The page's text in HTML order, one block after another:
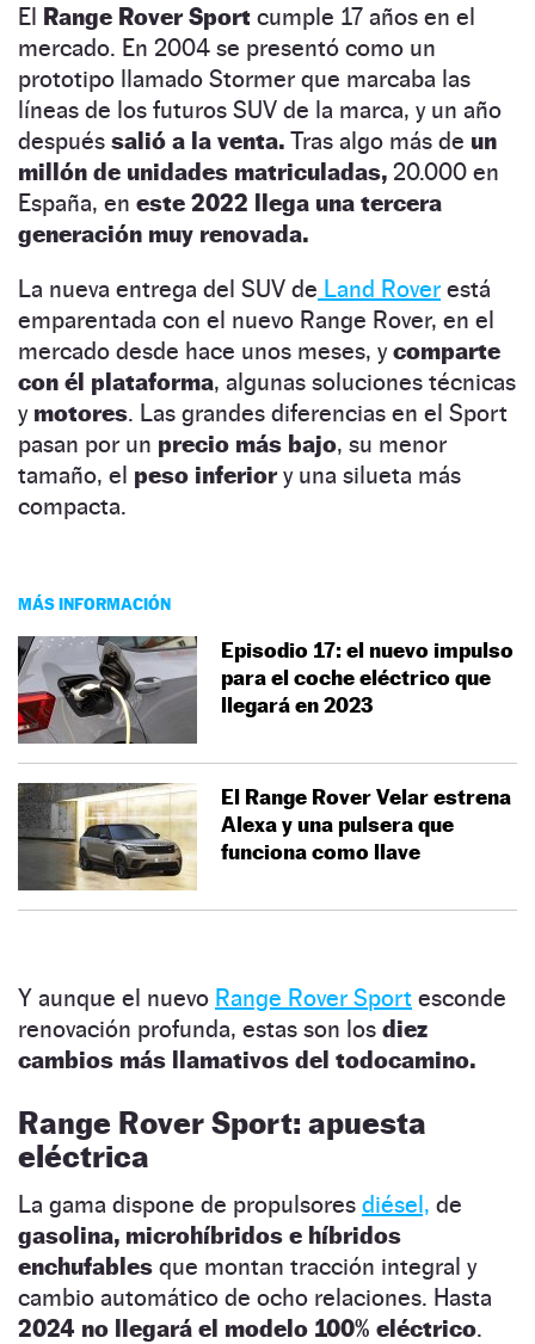
El Range Rover Sport cumple 17 años en el
mercado. En 2004 se presentó como un
prototipo llamado Stormer que marcaba las
líneas de los futuros SUV de la marca, y un año
después salió a la venta. Tras algo más de un
millón de unidades matriculadas, 20.000 en
España, en este 2022 llega una tercera
generación muy renovada.
La nueva entrega del SUV de Land Rover está
emparentada con el nuevo Range Rover, en el
mercado desde hace unos meses, ycomparte
con él plataforma, algunas soluciones técnicas
y motores. Las grandes diferencias en el Sport
pasan por un precio más bajo, su menor
tamaño, el peso inferiory una silueta más
compacta.
MÁS INFORMACIÓN
Episodio 17: el nuevo impulso
para el coche eléctrico que
llegará en 2023
El Range Rover Velar estrena
Alexa y una pulsera que
funciona como llave
Y aunque el nuevo Range Rover Sport esconde
renovación profunda, estas son los diez
cambios más llamativos del todocamino.
Range Rover Sport: apuesta
eléctrica
La gama dispone de propulsores diésel, de
gasolina, microhíbridos e híbridos
enchufables que montan tracción integral y
cambio automático de ocho relaciones. Hasta
2024 no llegará el modelo 100% eléctrico.